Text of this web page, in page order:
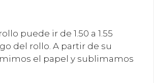
puede ir de 1.50 a 1.55
del rollo. A partir de su
el papel y sublimamos